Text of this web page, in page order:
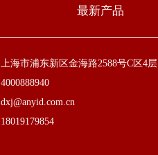
上海市浦东新区金海路2588号C区4层
4000888940
dxj@anyid.com.cn
18019179854
最新产品